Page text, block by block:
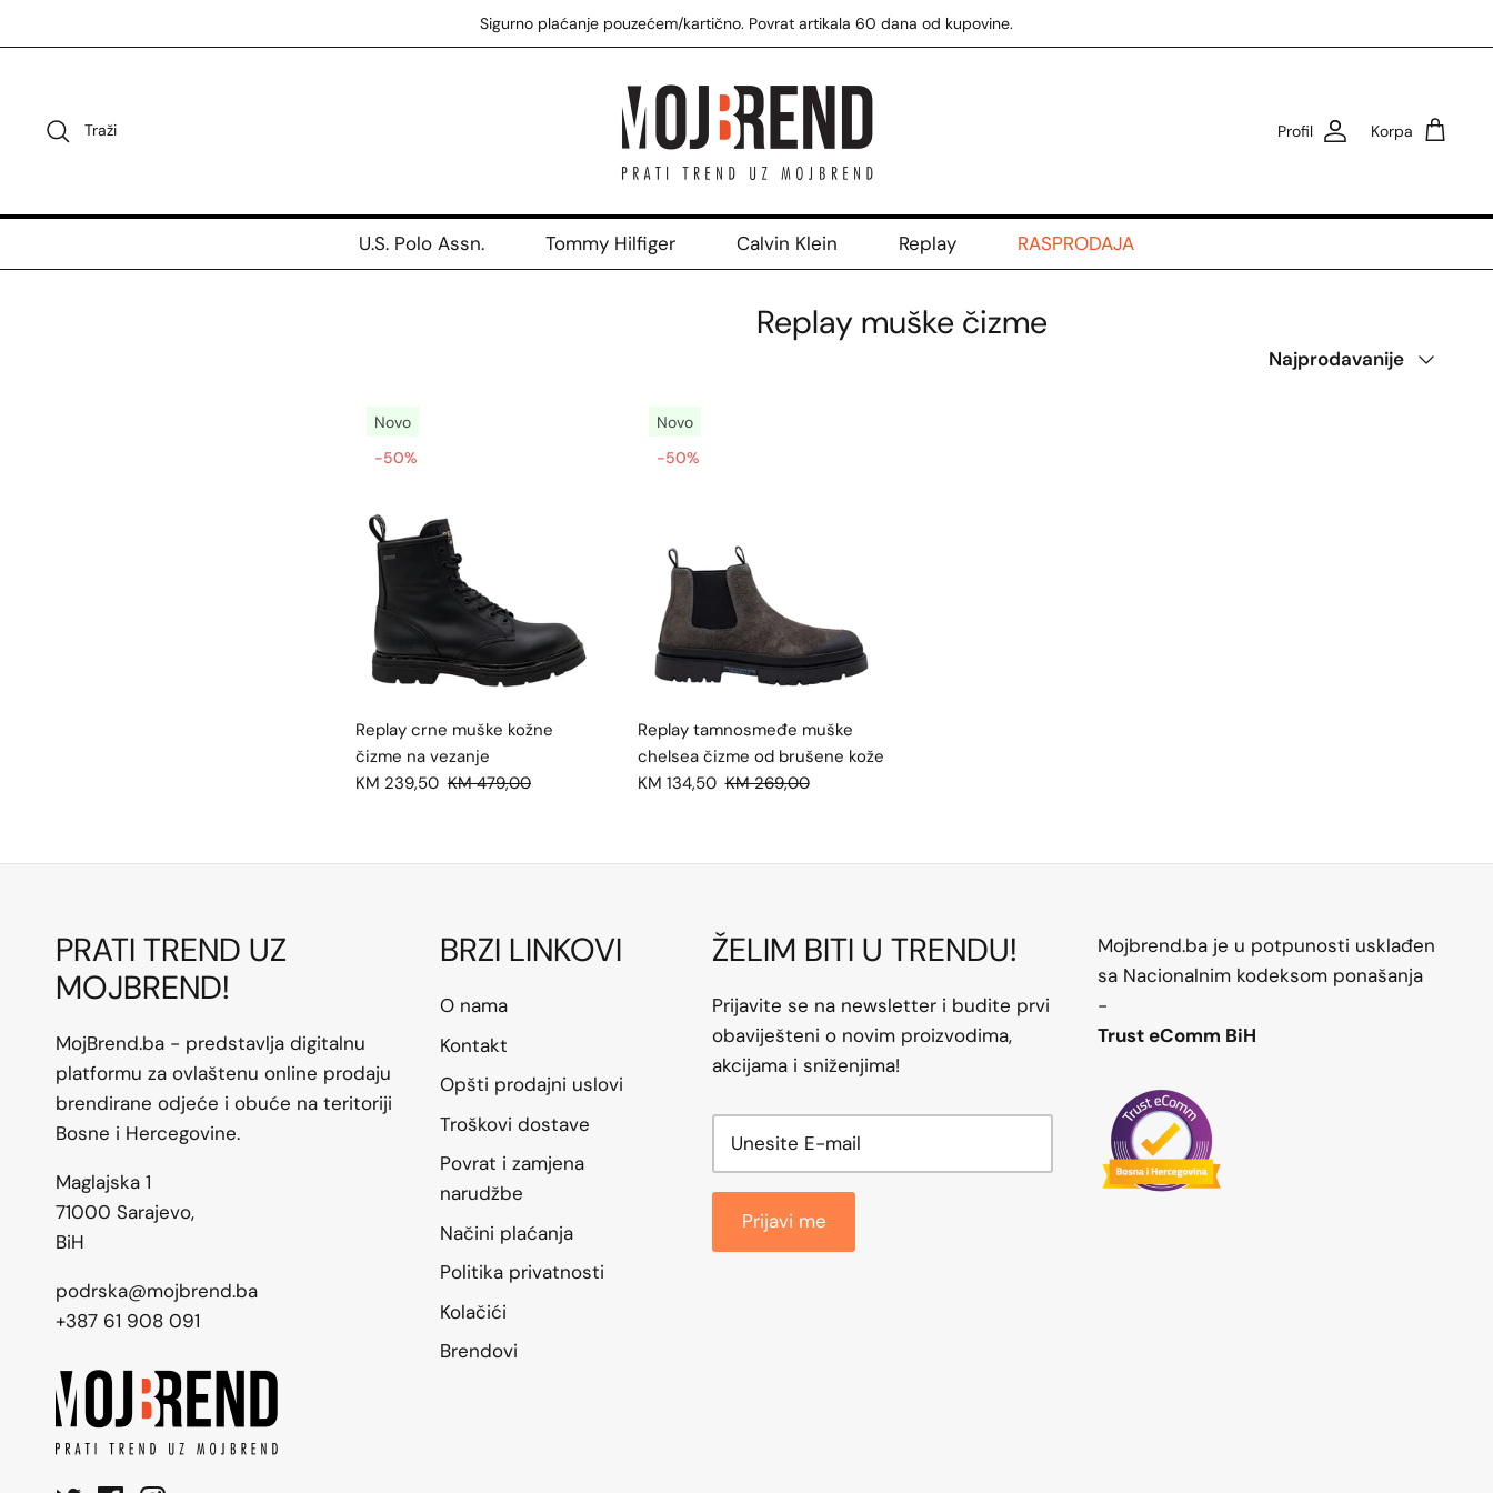
na
Sigurno plaćanje pouzećem/kartično. Povrat artikala 60 dana od kupovine.
Traži Profil Korpa
U.S. Polo Assn. Tommy Hilfiger Calvin Klein Replay RASPRODAJA
Replay muške čizme
Poredaj
Najprodavanije
Novo
-50%
Replay crne muške kožne
čizme na vezanje
KM 239,50 KM 479,00
Novo
-50%
Replay tamnosmeđe muške
chelsea čizme od brušene kože
KM 134,50 KM 269,00
PRATI TREND UZ
MOJBREND!
MojBrend.ba - predstavlja digitalnu
platformu za ovlaštenu online prodaju
brendirane odjeće i obuće na teritoriji
Bosne i Hercegovine.
Maglajska 1
71000 Sarajevo,
BiH
podrska@mojbrend.ba
+387 61 908 091
BRZI LINKOVI
O nama
Kontakt
Opšti prodajni uslovi
Troškovi dostave
Povrat i zamjena
narudžbe
Načini plaćanja
Politika privatnosti
Kolačići
Brendovi
ŽELIM BITI U TRENDU!
Prijavite se na newsletter i budite prvi
obaviješteni o novim proizvodima,
akcijama i sniženjima!
Prijavi me
Mojbrend.ba je u potpunosti usklađen
sa Nacionalnim kodeksom ponašanja
-
Trust eComm BiH